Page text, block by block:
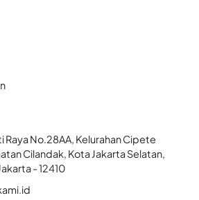
Raya No.28AA, Kelurahan Cipete
Cilandak, Kota Jakarta Selatan,
- 12410